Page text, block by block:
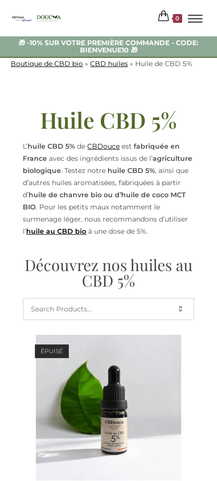
🚚 LIVRAISON GRATUITE DÉS 59 EUROS - EXPEDITION 48H
🚚
0
Boutique de CBD bio »CBD huiles » Huile de CBD 5%
Huile CBD 5%
L’huile CBD 5% deCBDouce estfabriquée en
France avec des ingrédients issus de l’agriculture
biologique. Testez notre huile CBD 5%, ainsi que
d’autres huiles aromatisées, fabriquées à partir
d’huile de chanvre bio ou d’huile de coco MCT
BIO. Pour les petits maux notamment le
surmenage léger, nous recommandons d’utiliser
l’huile au CBD bio à une dose de 5%.
Découvrez nos huiles au
CBD 5%
ÉPUISÉ